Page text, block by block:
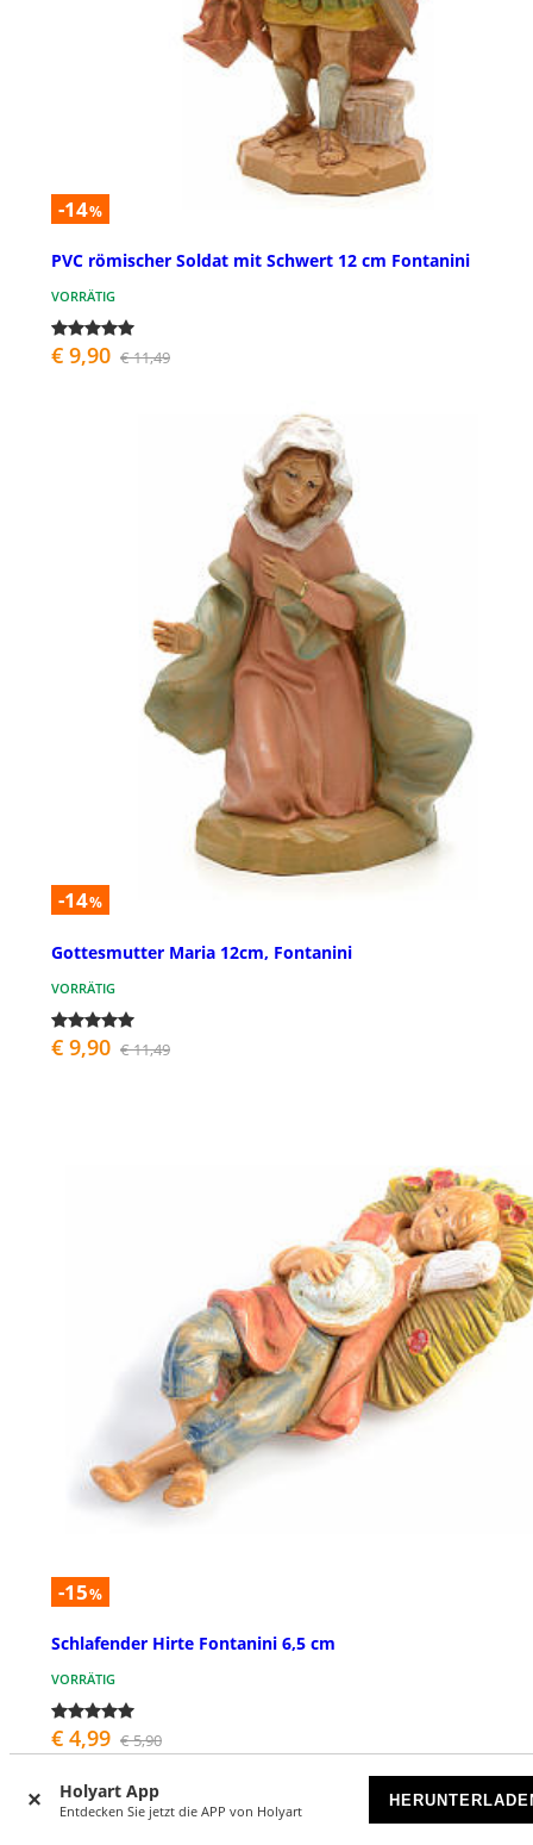
Holyart App
Entdecken Sie jetzt die APP von Holyart
-14%
PVC römischer Soldat mit Schwert 12 cm Fontanini
VORRÄTIG
€ 9,90 € 11,49
-14%
Gottesmutter Maria 12cm, Fontanini
VORRÄTIG
€ 9,90 € 11,49
-15%
Schlafender Hirte Fontanini 6,5 cm
VORRÄTIG
€ 4,99 € 5,90